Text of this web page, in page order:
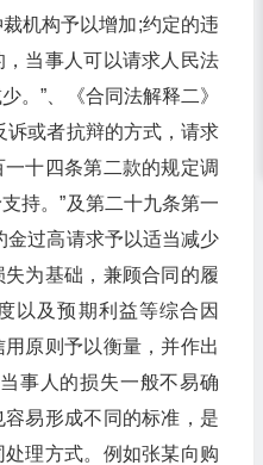
机构予以增加;约定的违
当事人可以请求人民法
。”、《合同法解释二》
诉或者抗辩的方式，请求
十四条第二款的规定调
持。”及第二十九条第一
金过高请求予以适当减少
为基础，兼顾合同的履
以及预期利益等综合因
原则予以衡量，并作出
事人的损失一般不易确
易形成不同的标准，是
理方式。例如张某向购